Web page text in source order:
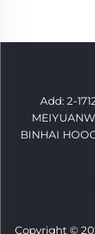
Add: 2-
BINHAI
Copyright ©